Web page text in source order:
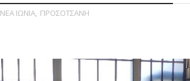
ΝΕΑ ΙΩΝΙΑ, ΠΡΟΣΟΤΣΑΝΗ